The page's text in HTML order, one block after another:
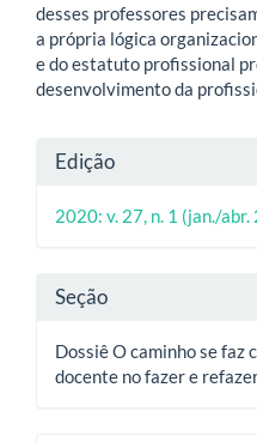
desses professores
a própria lógica
e do estatuto profissional
desenvolvimento da
Detalhes
do
Edição
2020: v. 27, n. 1 (jan./abr.
Seção
Dossiê O caminho se faz
docente no fazer e